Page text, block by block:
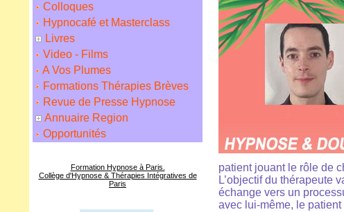
Colloques
Hypnocafé et Masterclass
Livres
Video - Films
A Vos Plumes
Formations Thérapies Brèves
Revue de Presse Hypnose
Annuaire Region
Opportunités
Formation Hypnose à Paris.
Collège d'Hypnose & Thérapies Intégratives de
Paris
patient jouant le rôle de
L’objectif du thérapeute
échange vers un
avec lui-même, le